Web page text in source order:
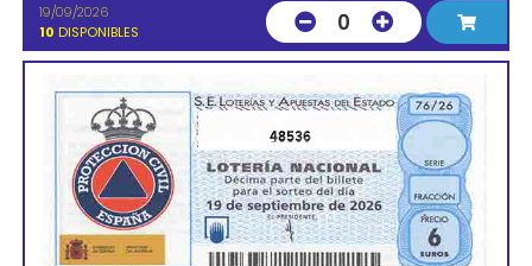
19/09/2026
10 DISPONIBLES 0
48536